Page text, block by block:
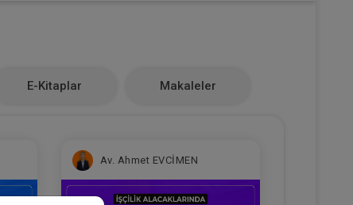
E-Kitaplar Makaleler
Av. Ahmet EVCİMEN